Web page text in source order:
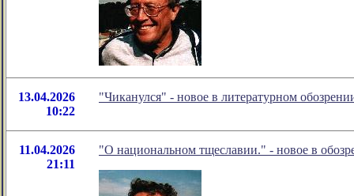
13.04.2026
10:22
"Чиканулся" - новое в литературном
11.04.2026
21:11
"О национальном тщеславии." - новое в